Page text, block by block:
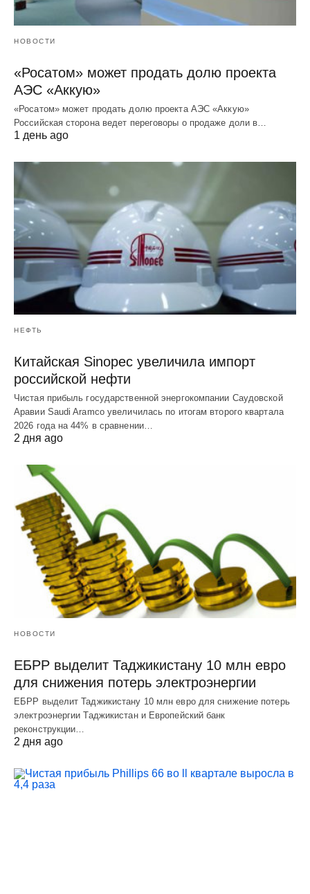
НОВОСТИ
«Росатом» может продать долю проекта
АЭС «Аккую»
«Росатом» может продать долю проекта АЭС «Аккую»
Российская сторона ведет переговоры о продаже доли в…
1 день ago
НЕФТЬ
Китайская Sinopec увеличила импорт
российской нефти
Чистая прибыль государственной энергокомпании Саудовской
Аравии Saudi Aramco увеличилась по итогам второго квартала
2026 года на 44% в сравнении…
2 дня ago
НОВОСТИ
ЕБРР выделит Таджикистану 10 млн евро
для снижения потерь электроэнергии
ЕБРР выделит Таджикистану 10 млн евро для снижение потерь
электроэнергии Таджикистан и Европейский банк
реконструкции…
2 дня ago